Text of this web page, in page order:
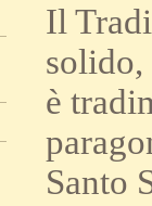
Il
solido,
è
Santo